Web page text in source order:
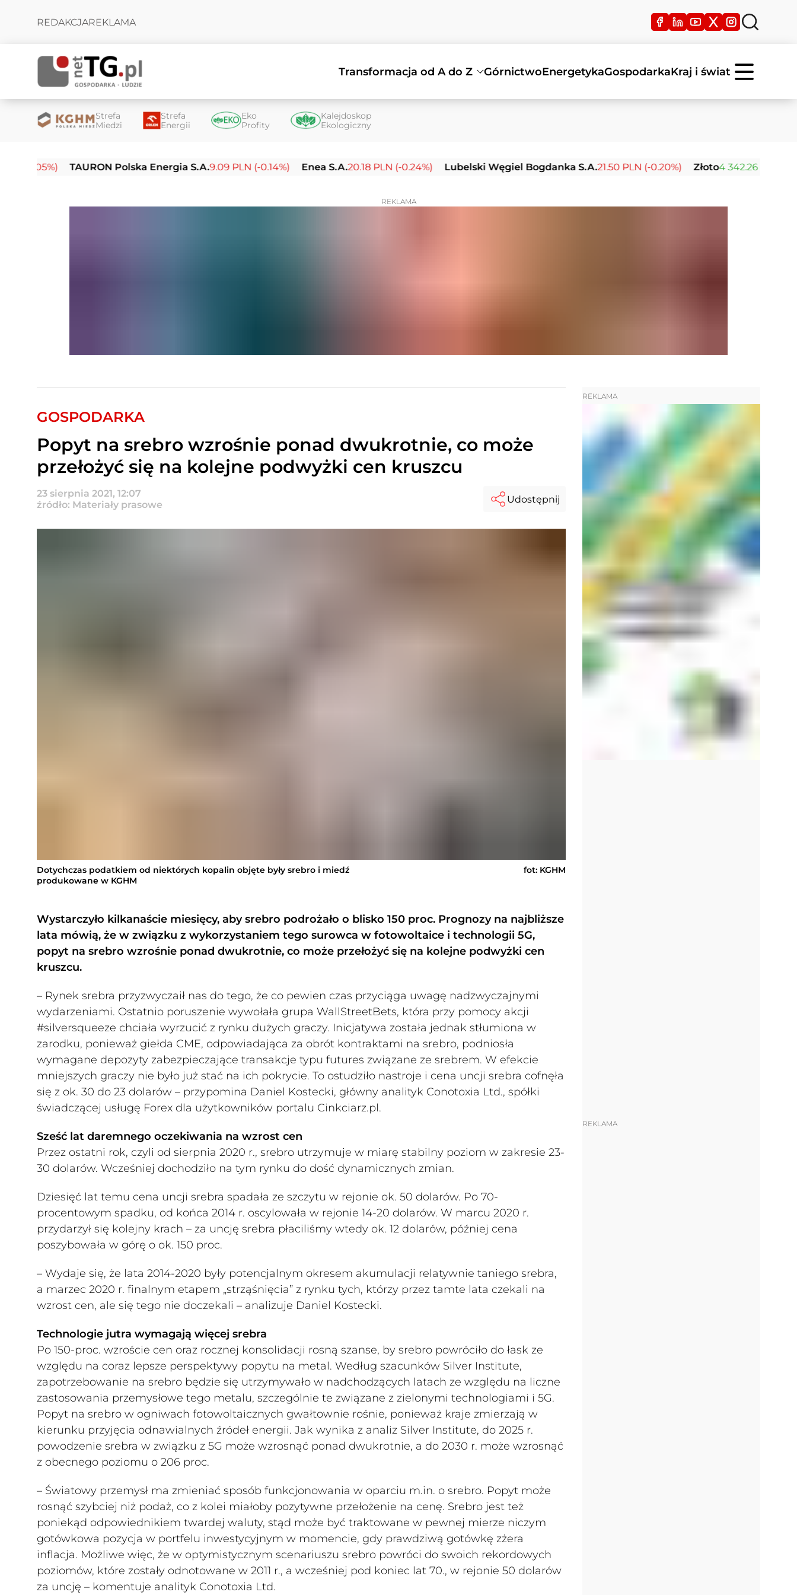
REDAKCJAREKLAMA
Transformacja od A do Z GórnictwoEnergetykaGospodarkaKraj i świat
Strefa
Miedzi
Strefa
Energii
Eko
Profity
Kalejdoskop
Ekologiczny
TAURON Polska Energia S.A.9.09 PLN (-0.14%) Enea S.A.20.18 PLN (-0.24%) Lubelski Węgiel Bogdanka S.A.21.50 PLN (-0.20%) Złoto4 342.26 USD (0.00%)
REKLAMA
GOSPODARKA
Popyt na srebro wzrośnie ponad dwukrotnie, co może
przełożyć się na kolejne podwyżki cen kruszcu
23 sierpnia 2021, 12:07
źródło: Materiały prasowe
Udostępnij
Dotychczas podatkiem od niektórych kopalin objęte były srebro i miedź
produkowane w KGHM
fot: KGHM
Wystarczyło kilkanaście miesięcy, aby srebro podrożało o blisko 150 proc. Prognozy na najbliższe
lata mówią, że w związku z wykorzystaniem tego surowca w fotowoltaice i technologii 5G,
popyt na srebro wzrośnie ponad dwukrotnie, co może przełożyć się na kolejne podwyżki cen
kruszcu.
– Rynek srebra przyzwyczaił nas do tego, że co pewien czas przyciąga uwagę nadzwyczajnymi
wydarzeniami. Ostatnio poruszenie wywołała grupa WallStreetBets, która przy pomocy akcji
#silversqueeze chciała wyrzucić z rynku dużych graczy. Inicjatywa została jednak stłumiona w
zarodku, ponieważ giełda CME, odpowiadająca za obrót kontraktami na srebro, podniosła
wymagane depozyty zabezpieczające transakcje typu futures związane ze srebrem. W efekcie
mniejszych graczy nie było już stać na ich pokrycie. To ostudziło nastroje i cena uncji srebra cofnęła
się z ok. 30 do 23 dolarów – przypomina Daniel Kostecki, główny analityk Conotoxia Ltd., spółki
świadczącej usługę Forex dla użytkowników portalu Cinkciarz.pl.
Sześć lat daremnego oczekiwania na wzrost cen
Przez ostatni rok, czyli od sierpnia 2020 r., srebro utrzymuje w miarę stabilny poziom w zakresie 23-
30 dolarów. Wcześniej dochodziło na tym rynku do dość dynamicznych zmian.
Dziesięć lat temu cena uncji srebra spadała ze szczytu w rejonie ok. 50 dolarów. Po 70-
procentowym spadku, od końca 2014 r. oscylowała w rejonie 14-20 dolarów. W marcu 2020 r.
przydarzył się kolejny krach – za uncję srebra płaciliśmy wtedy ok. 12 dolarów, później cena
poszybowała w górę o ok. 150 proc.
– Wydaje się, że lata 2014-2020 były potencjalnym okresem akumulacji relatywnie taniego srebra,
a marzec 2020 r. finalnym etapem „strząśnięcia” z rynku tych, którzy przez tamte lata czekali na
wzrost cen, ale się tego nie doczekali – analizuje Daniel Kostecki.
Technologie jutra wymagają więcej srebra
Po 150-proc. wzroście cen oraz rocznej konsolidacji rosną szanse, by srebro powróciło do łask ze
względu na coraz lepsze perspektywy popytu na metal. Według szacunków Silver Institute,
zapotrzebowanie na srebro będzie się utrzymywało w nadchodzących latach ze względu na liczne
zastosowania przemysłowe tego metalu, szczególnie te związane z zielonymi technologiami i 5G.
Popyt na srebro w ogniwach fotowoltaicznych gwałtownie rośnie, ponieważ kraje zmierzają w
kierunku przyjęcia odnawialnych źródeł energii. Jak wynika z analiz Silver Institute, do 2025 r.
powodzenie srebra w związku z 5G może wzrosnąć ponad dwukrotnie, a do 2030 r. może wzrosnąć
z obecnego poziomu o 206 proc.
– Światowy przemysł ma zmieniać sposób funkcjonowania w oparciu m.in. o srebro. Popyt może
rosnąć szybciej niż podaż, co z kolei miałoby pozytywne przełożenie na cenę. Srebro jest też
poniekąd odpowiednikiem twardej waluty, stąd może być traktowane w pewnej mierze niczym
gotówkowa pozycja w portfelu inwestycyjnym w momencie, gdy prawdziwą gotówkę zżera
inflacja. Możliwe więc, że w optymistycznym scenariuszu srebro powróci do swoich rekordowych
poziomów, które zostały odnotowane w 2011 r., a wcześniej pod koniec lat 70., w rejonie 50 dolarów
za uncję – komentuje analityk Conotoxia Ltd.
REKLAMA
REKLAMA